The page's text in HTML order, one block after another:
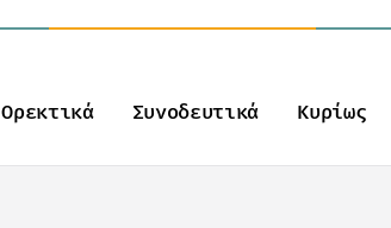
Ορεκτικά Συνοδευτικά Κυρίως